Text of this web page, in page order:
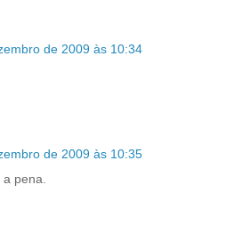
de 2009 às 10:34
de 2009 às 10:35
pena.